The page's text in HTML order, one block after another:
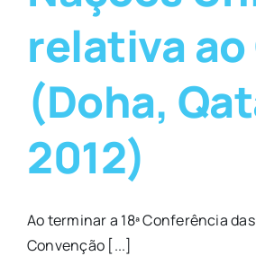
relativa
(Doha,
2012)
Ao terminar a 18ª Conferência
Convenção [...]